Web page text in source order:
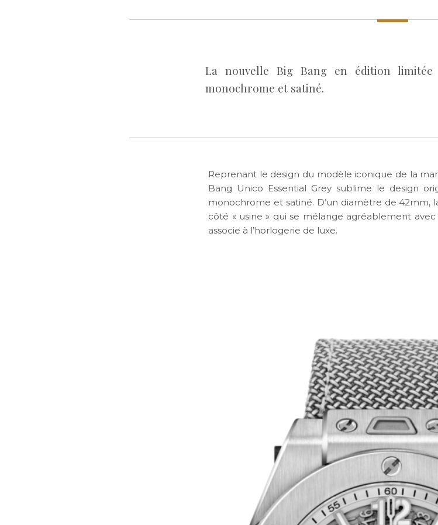
La nouvelle Big Bang en édition
monochrome et satiné.
Reprenant le design du modèle iconique de la
Bang Unico Essential Grey sublime le design
monochrome et satiné. D’un diamètre de 42mm,
côté « usine » qui se mélange agréablement
associe à l’horlogerie de luxe.